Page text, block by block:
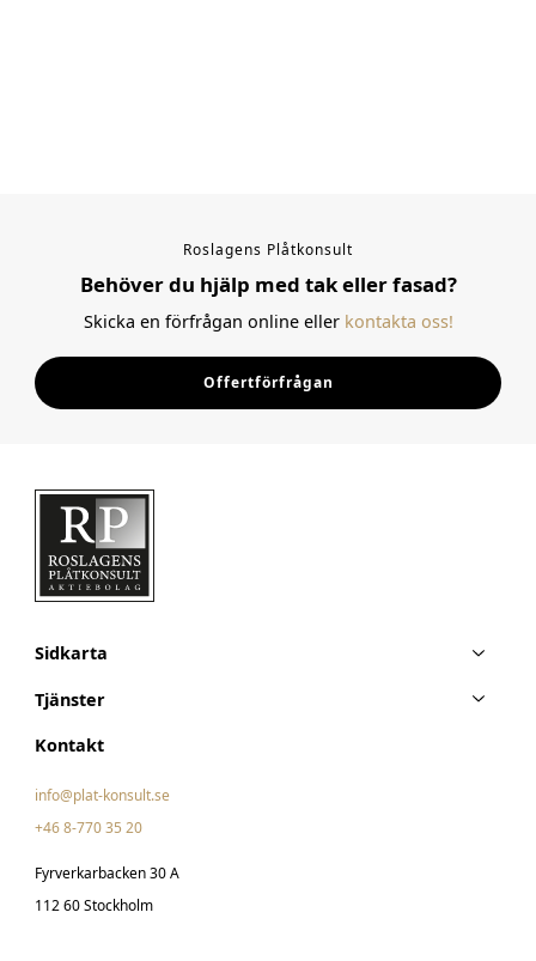
Roslagens Plåtkonsult
Behöver du hjälp med tak eller fasad?
Skicka en förfrågan online eller kontakta oss!
Offertförfrågan
Sidkarta
Tjänster
Kontakt
info@plat-konsult.se
+46 8-770 35 20
Fyrverkarbacken 30 A
112 60 Stockholm